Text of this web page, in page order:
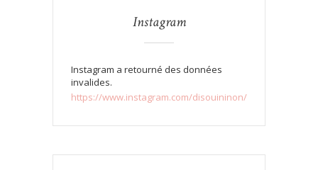
Instagram
Instagram a retourné des données
invalides.
https://www.instagram.com/disouininon/